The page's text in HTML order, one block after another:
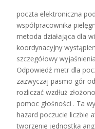
poczta elektroniczna
współpracownika
metoda działająca dla
koordynacyjny
szczegółowy
Odpowiedź metr dla
zazwyczaj pasmo gór
rozliczać wzdłuż
pomoc głośności . Ta
hazard poczucie liczbie
tworzenie jednostka